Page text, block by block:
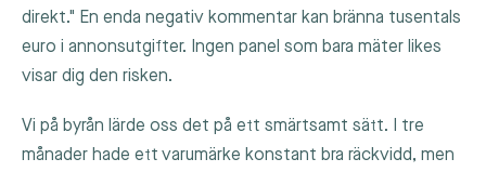
direkt." En enda negativ kommentar kan bränna tusentals
euro i annonsutgifter. Ingen panel som bara mäter likes
visar dig den risken.
Vi på byrån lärde oss det på ett smärtsamt sätt. I tre
månader hade ett varumärke konstant bra räckvidd, men